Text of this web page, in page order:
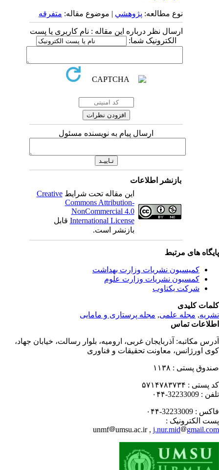
نوع مطالعه:پژوهشي| موضوع مقاله:متفرقه
ارسال نظر درباره این مقاله : نام کاربری یا پست
الکترونیک شما:
ارسال پیام به نویسنده مسئول
بازنشر اطلاعات
این مقاله تحت شرایطCreative
Commons Attribution-
NonCommercial 4.0
International Licenseقابل
بازنشر است.
های مرتبط
کمیسیون نشریات وزارت بهداشت
کمسیون نشریات وزارت علوم
شرکت یکتاوب
کلیدی
,مجله علمی, مجله پرستاری و مامایی
تماس
مکاتبه:آذربایجان غربی، ارومیه، بلوار رسالت، خیابان جهاد،
اورژانس، معاونت تحقیقات و فناوری
پستی : ۱۱۳۸
پستی : ۵۷۱۴۷۸۳۷۳۴
: 32233009-۰۴۴
: 32233009-۰۴۴
الکترونیک :
unmf
umsu.ac.ir ,j.nur.mid